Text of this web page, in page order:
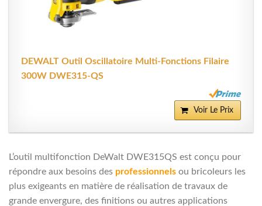
DEWALT Outil Oscillatoire Multi-Fonctions Filaire
300W DWE315-QS
Voir Le Prix
L’outil multifonction DeWalt DWE315QS est conçu pour
répondre aux besoins des professionnels ou bricoleurs les
plus exigeants en matière de réalisation de travaux de
grande envergure, des finitions ou autres applications